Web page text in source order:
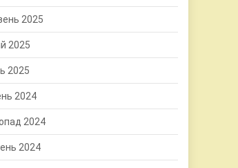
2025
2025
2025
2024
2024
2024